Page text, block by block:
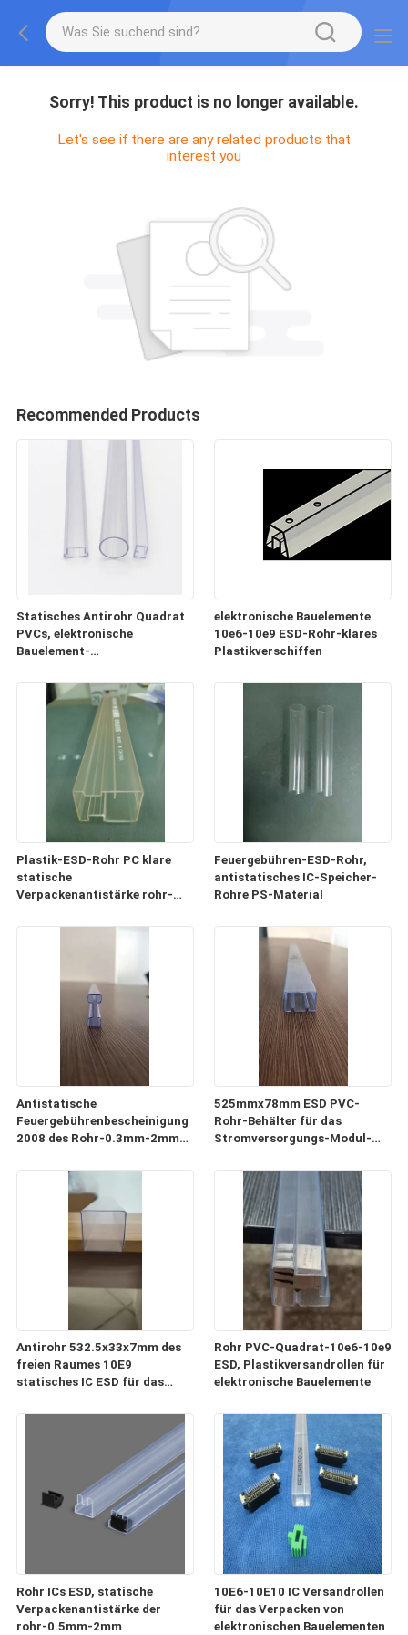
Sorry! This product is no longer available.
Let's see if there are any related products that
interest you
Recommended Products
Statisches Antirohr Quadrat
PVCs, elektronische
Bauelement-
elektronische Bauelemente
10e6-10e9 ESD-Rohr-klares
Plastikverschiffen
Plastik-ESD-Rohr PC klare
statische
Verpackenantistärke rohr-
Feuergebühren-ESD-Rohr,
antistatisches IC-Speicher-
Rohre PS-Material
Antistatische
Feuergebührenbescheinigung
2008 des Rohr-0.3mm-2mm
525mmx78mm ESD PVC-
Rohr-Behälter für das
Stromversorgungs-Modul-
Antirohr 532.5x33x7mm des
freien Raumes 10E9
statisches IC ESD für das
Rohr PVC-Quadrat-10e6-10e9
ESD, Plastikversandrollen für
elektronische Bauelemente
Rohr ICs ESD, statische
Verpackenantistärke der
rohr-0.5mm-2mm
10E6-10E10 IC Versandrollen
für das Verpacken von
elektronischen Bauelementen